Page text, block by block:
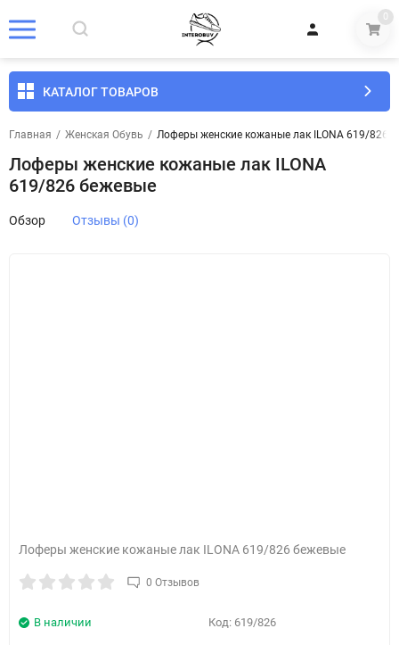
0
КАТАЛОГ ТОВАРОВ
Главная / Женская Обувь / Лоферы женские кожаные лак ILONA 619/826
Лоферы женские кожаные лак ILONA
619/826 бежевые
Обзор Отзывы (0)
Лоферы женские кожаные лак ILONA 619/826 бежевые
0 Отзывов
В наличии Код: 619/826